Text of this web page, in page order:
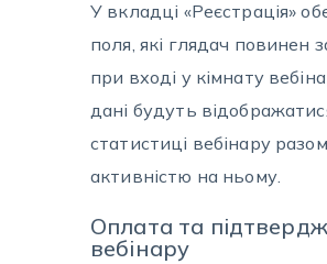
У вкладці «Реєстрація»
поля, які глядач повинен
при вході у кімнату
дані будуть
статистиці вебінару
активністю на ньому.
Оплата та
вебінару